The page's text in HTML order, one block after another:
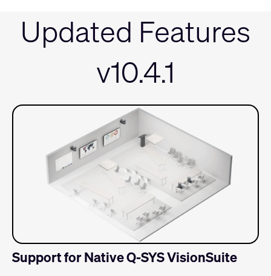
Updated Features
v10.4.1
Support for Native Q-SYS VisionSuite